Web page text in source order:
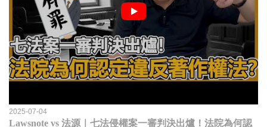
2025-07-04
Lawsnote vs 法源｜七法侵權案一審判決出爐！法院為何認